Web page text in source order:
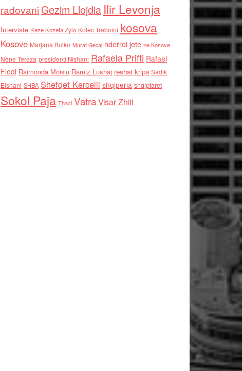
radovaniGezim Llojdia Ilir Levonja
Interviste Keze Kozeta Zylo Kolec Traboini kosova
Kosove Marjana Bulku Murat Gecaj nderroi jete ne Kosove
Nene Tereza presidenti Nishani Rafaela Prifti Rafael
Floqi Raimonda Moisiu Ramiz Lushaj reshat kripa Sadik
Elshani SHBA Shefqet Kercelli shqiperia shqiptaret
Sokol Paja Thaci VatraVisar Zhiti